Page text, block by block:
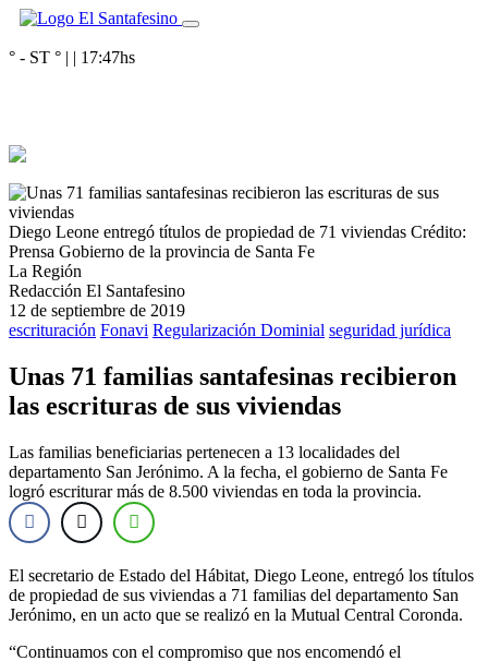
° - ST ° | | 17:47hs
Diego Leone entregó títulos de propiedad de 71 viviendas Crédito:
Prensa Gobierno de la provincia de Santa Fe
La Región
Redacción El Santafesino
12 de septiembre de 2019
escrituración Fonavi Regularización Dominial seguridad jurídica
Unas 71 familias santafesinas recibieron
las escrituras de sus viviendas
Las familias beneficiarias pertenecen a 13 localidades del
departamento San Jerónimo. A la fecha, el gobierno de Santa Fe
logró escriturar más de 8.500 viviendas en toda la provincia.
El secretario de Estado del Hábitat, Diego Leone, entregó los títulos
de propiedad de sus viviendas a 71 familias del departamento San
Jerónimo, en un acto que se realizó en la Mutual Central Coronda.
“Continuamos con el compromiso que nos encomendó el